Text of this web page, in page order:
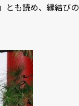
とも読め、縁結びの